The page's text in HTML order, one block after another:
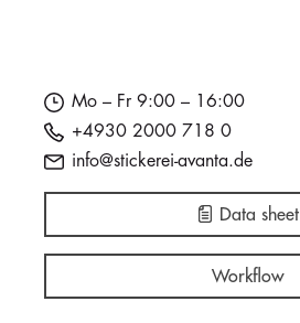
Mo – Fr 9:00 – 16:00
+4930 2000 718 0
info@stickerei-avanta.de
Data sheet
Workflow